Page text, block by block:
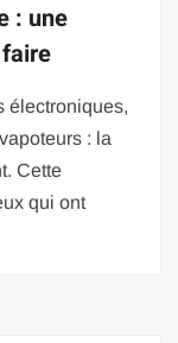
: une
électroniques,
: la
Cette
qui ont